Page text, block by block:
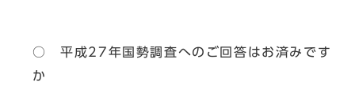
○ 平成27年国勢調査へのご回答はお済みです
か